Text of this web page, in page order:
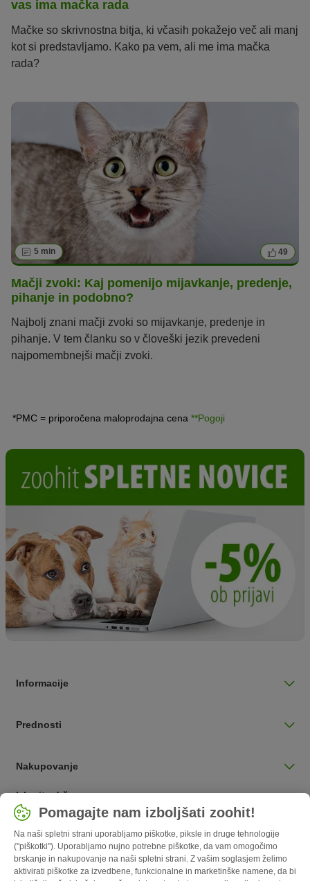
vas ima mačka rada
Mačke so skrivnostna bitja, ki včasih pokažejo več ali manj
kot si predstavljamo. Kako pa vem, ali me ima mačka
rada?
5 min 49
Mačji zvoki: Kaj pomenijo mijavkanje, predenje,
pihanje in podobno?
Najbolj znani mačji zvoki so mijavkanje, predenje in
pihanje. V tem članku so v človeški jezik prevedeni
najpomembnejši mačji zvoki.
*PMC = priporočena maloprodajna cena **Pogoji
Informacije
Prednosti
Nakupovanje
Izberite državo
Slovenija / SI
Follow zooplus
Pomagajte nam izboljšati zoohit!
Na naši spletni strani uporabljamo piškotke, piksle in druge tehnologije
("piškotki"). Uporabljamo nujno potrebne piškotke, da vam omogočimo
brskanje in nakupovanje na naši spletni strani. Z vašim soglasjem želimo
aktivirati piškotke za izvedbene, funkcionalne in marketinške namene, da bi